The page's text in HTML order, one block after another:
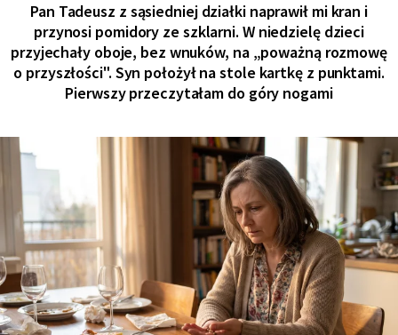
Pan Tadeusz z sąsiedniej działki naprawił mi kran i
przynosi pomidory ze szklarni. W niedzielę dzieci
przyjechały oboje, bez wnuków, na „poważną rozmowę
o przyszłości". Syn położył na stole kartkę z punktami.
Pierwszy przeczytałam do góry nogami